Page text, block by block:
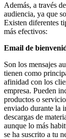
Además, a través
audiencia, ya que
Existen diferentes
más efectivos:
Email de
Son los mensajes
tienen como
afinidad con los
empresa. Pueden
productos o
enviado durante la
descargas de
aunque lo más
se ha suscrito a tu